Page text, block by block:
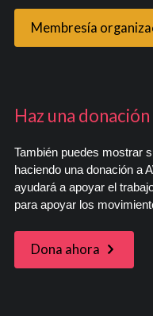
Membresía
Haz una donación
También puedes mostrar
haciendo una donación a
ayudará a apoyar el
para apoyar los
Dona ahora